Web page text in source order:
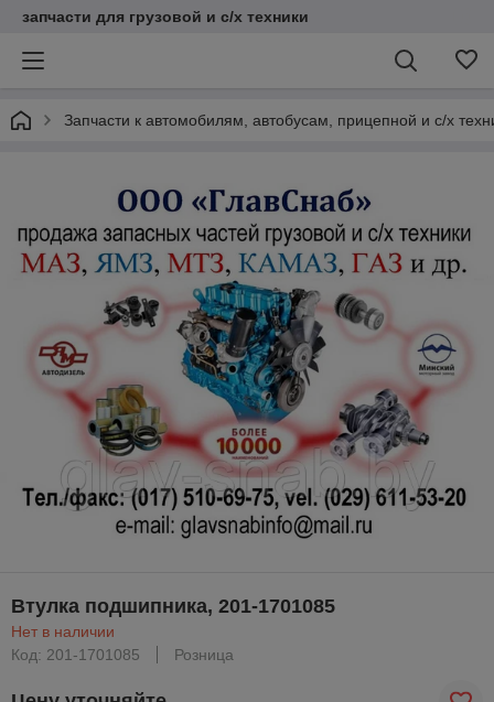
запчасти для грузовой и с/х техники
Запчасти к автомобилям, автобусам, прицепной и с/х
Втулка подшипника, 201-1701085
Нет в наличии
Код: 201-1701085
Розница